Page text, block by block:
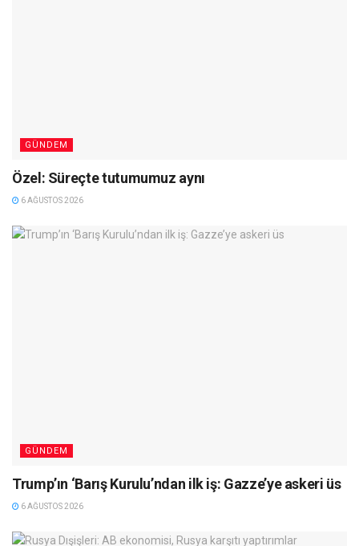
GÜNDEM
Özel: Süreçte tutumumuz aynı
6 AĞUSTOS 2026
GÜNDEM
Trump’ın ‘Barış Kurulu’ndan ilk iş: Gazze’ye askeri üs
6 AĞUSTOS 2026